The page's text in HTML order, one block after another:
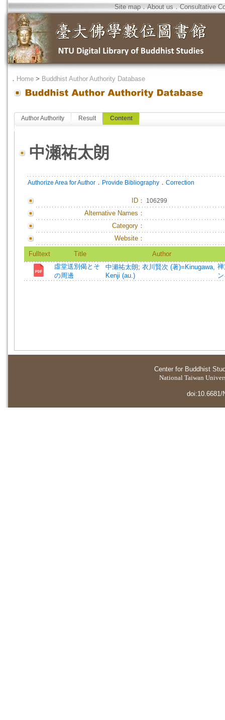
Site map．About us．Consultative
． Home > Buddhist Author Authority Database
Author Authority Result Content
中瀬祐太朗
Authorize Area for Author ． Provide Bibliography ． Correction
ID ： 106299
Alternative Names：
Category：
Website：
Fulltext Title
Author
虛堂送別偈とそ
の周邊
中瀬祐太朗; 衣川賢次 (著)=Kinugawa,
Kenji (au.)
Center for Buddhist
National Taiwan
doi:10.6681/